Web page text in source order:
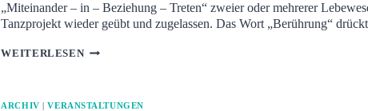
„Miteinander – in – Beziehung – Treten“ zweier oder mehrerer
Tanzprojekt wieder geübt und zugelassen. Das Wort „Berührung“
WEITERLESENT
C
ARCHIV |VERANSTALTUNGEN